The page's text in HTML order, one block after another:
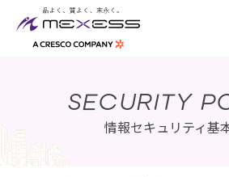
SECURITY
情報セキュリティ基